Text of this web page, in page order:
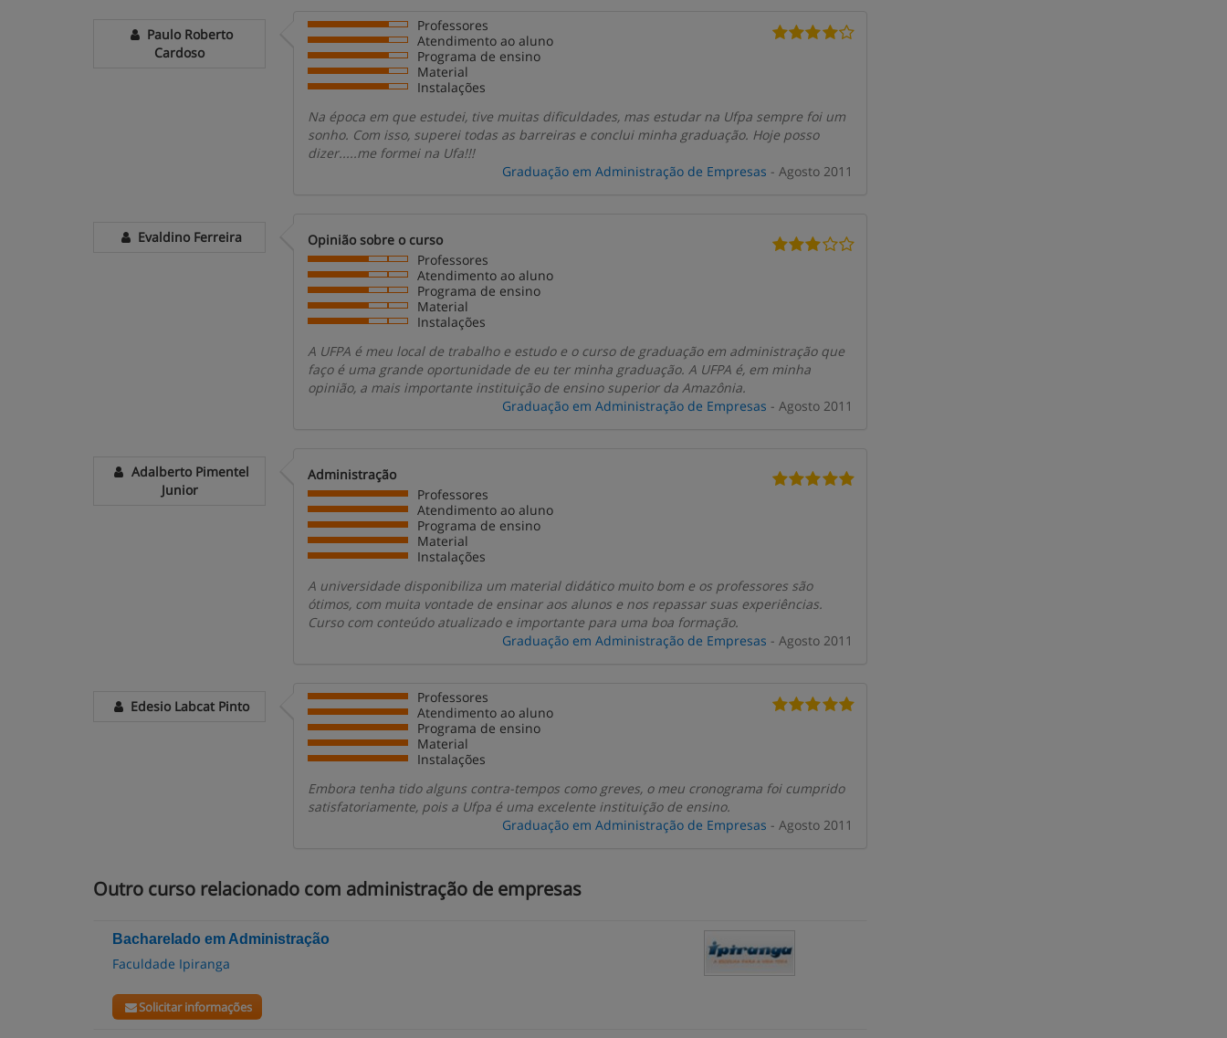
Paulo Roberto
Cardoso
Professores
Atendimento ao aluno
Programa de ensino
Material
Instalações
Na época em que estudei, tive muitas dificuldades, mas estudar na Ufpa sempre foi um
sonho. Com isso, superei todas as barreiras e conclui minha graduação. Hoje posso
dizer.....me formei na Ufa!!!
Graduação em Administração de Empresas - Agosto 2011
Evaldino Ferreira
Opinião sobre o curso
Professores
Atendimento ao aluno
Programa de ensino
Material
Instalações
A UFPA é meu local de trabalho e estudo e o curso de graduação em administração que
faço é uma grande oportunidade de eu ter minha graduação. A UFPA é, em minha
opinião, a mais importante instituição de ensino superior da Amazônia.
Graduação em Administração de Empresas - Agosto 2011
Adalberto Pimentel
Junior
Administração
Professores
Atendimento ao aluno
Programa de ensino
Material
Instalações
A universidade disponibiliza um material didático muito bom e os professores são
ótimos, com muita vontade de ensinar aos alunos e nos repassar suas experiências.
Curso com conteúdo atualizado e importante para uma boa formação.
Graduação em Administração de Empresas - Agosto 2011
Edesio Labcat Pinto
Professores
Atendimento ao aluno
Programa de ensino
Material
Instalações
Embora tenha tido alguns contra-tempos como greves, o meu cronograma foi cumprido
satisfatoriamente, pois a Ufpa é uma excelente instituição de ensino.
Graduação em Administração de Empresas - Agosto 2011
Outro curso relacionado com administração de empresas
Bacharelado em Administração
Faculdade Ipiranga
Solicitar informações